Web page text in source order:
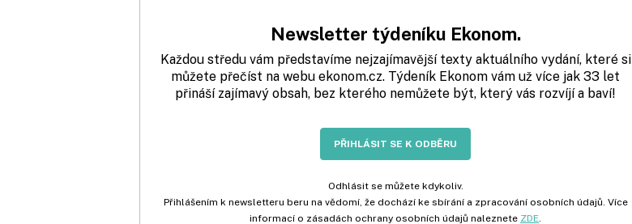
Newsletter týdeníku Ekonom.
Každou středu vám představíme nejzajímavější texty aktuálního vydání, které si
můžete přečíst na webu ekonom.cz. Týdeník Ekonom vám už více jak 33 let
přináší zajímavý obsah, bez kterého nemůžete být, který vás rozvíjí a baví!
PŘIHLÁSIT SE K ODBĚRU
Odhlásit se můžete kdykoliv.
Přihlášením k newsletteru beru na vědomí, že dochází ke sbírání a zpracování osobních údajů. Více
informací o zásadách ochrany osobních údajů naleznete ZDE